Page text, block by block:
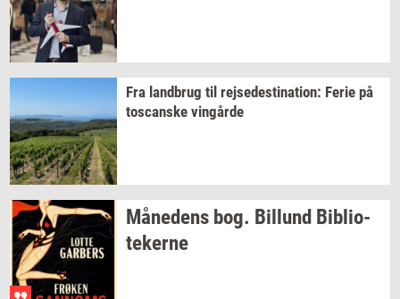
Fra land­brug til rej­se­desti­na­tion: Ferie på
toscan­ske vin­går­de
Må­ne­dens bog. Bil­lund Bi­bli­o­
te­ker­ne